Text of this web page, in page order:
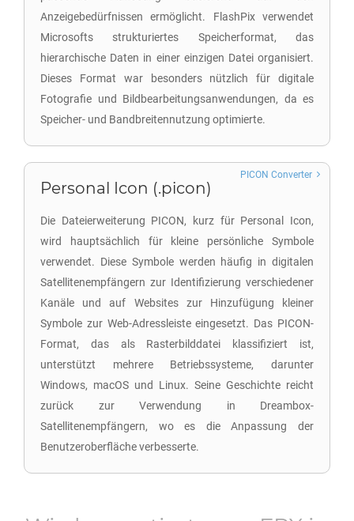
Anzeigebedürfnissen ermöglicht. FlashPix verwendet
Microsofts strukturiertes Speicherformat, das
hierarchische Daten in einer einzigen Datei organisiert.
Dieses Format war besonders nützlich für digitale
Fotografie und Bildbearbeitungsanwendungen, da es
Speicher- und Bandbreitennutzung optimierte.
Personal Icon (.picon)
Die Dateierweiterung PICON, kurz für Personal Icon,
wird hauptsächlich für kleine persönliche Symbole
verwendet. Diese Symbole werden häufig in digitalen
Satellitenempfängern zur Identifizierung verschiedener
Kanäle und auf Websites zur Hinzufügung kleiner
Symbole zur Web-Adressleiste eingesetzt. Das PICON-
Format, das als Rasterbilddatei klassifiziert ist,
unterstützt mehrere Betriebssysteme, darunter
Windows, macOS und Linux. Seine Geschichte reicht
zurück zur Verwendung in Dreambox-
Satellitenempfängern, wo es die Anpassung der
Benutzeroberfläche verbesserte.
PICON Converter